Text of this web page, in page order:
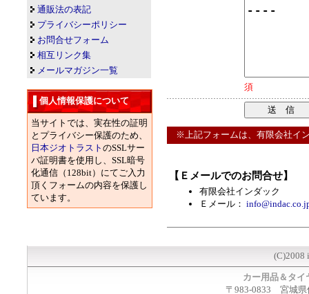
通販法の表記
プライバシーポリシー
お問合せフォーム
相互リンク集
メールマガジン一覧
個人情報保護について
当サイトでは、実在性の証明
とプライバシー保護のため、
日本ジオトラスト のSSLサー
バ証明書を使用し、SSL暗号
化通信（128bit）にてご入力
頂くフォームの内容を保護し
ています。
須
※上記フォームは、有限会社イ
【Ｅメールでのお問合せ】
有限会社インダック
Ｅメール：
(C)2008
カー用品＆タイ
〒983-0833 宮城県